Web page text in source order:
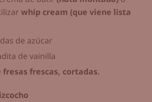
whip cream (que viene lista
de azúcar
de vainilla
fresas frescas, cortadas.